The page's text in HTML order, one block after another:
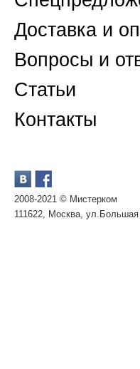
Доставка и
Вопросы и
Статьи
Контакты
2008-2021 © Мистерком
111622, Москва,